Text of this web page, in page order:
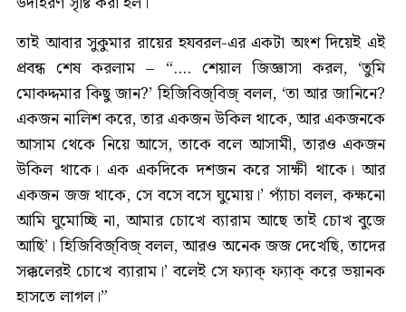
তাই আবার সুকুমার রায়ের হযবরল-এর একটা অংশ দিয়েই এই
প্রবন্ধ শেষ করলাম – “.... শেয়াল জিজ্ঞাসা করল, ‘তুমি
মোকদ্দমার কিছু জান?’ হিজিবিজ্‌বিজ্ বলল, ‘তা আর জানিনে?
একজন নালিশ করে, তার একজন উকিল থাকে, আর একজনকে
আসাম থেকে নিয়ে আসে, তাকে বলে আসামী, তারও একজন
উকিল থাকে। এক একদিকে দশজন করে সাক্ষী থাকে। আর
একজন জজ থাকে, সে বসে বসে ঘুমোয়।’ প্যাঁচা বলল, কক্ষনো
আমি ঘুমোচ্ছি না, আমার চোখে ব্যারাম আছে তাই চোখ বুজে
আছি’। হিজিবিজ্‌বিজ্ বলল, আরও অনেক জজ দেখেছি, তাদের
সক্কলেরই চোখে ব্যারাম।’ বলেই সে ফ্যাক্ ফ্যাক্ করে ভয়ানক
হাসতে লাগল।”